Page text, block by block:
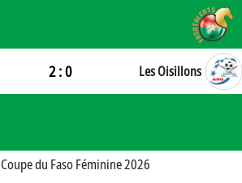
2 : 0 Les Oisillons
Coupe du Faso Féminine 2026